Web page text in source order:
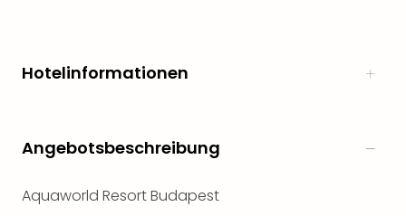
Hotelinformationen
Angebotsbeschreibung
Aquaworld Resort Budapest